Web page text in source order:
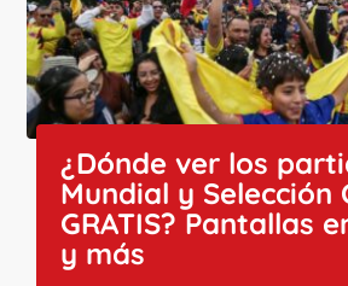
¿Dónde ver los
Mundial y Selección
GRATIS? Pantallas
y más